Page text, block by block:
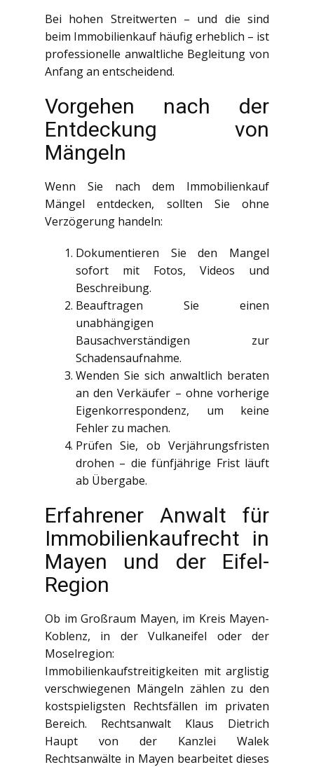
Bei hohen Streitwerten – und die sind
beim Immobilienkauf häufig erheblich – ist
professionelle anwaltliche Begleitung von
Anfang an entscheidend.
Vorgehen nach der
Entdeckung von
Mängeln
Wenn Sie nach dem Immobilienkauf
Mängel entdecken, sollten Sie ohne
Verzögerung handeln:
Dokumentieren Sie den Mangel
sofort mit Fotos, Videos und
Beschreibung.
Beauftragen Sie einen
unabhängigen
Bausachverständigen zur
Schadensaufnahme.
Wenden Sie sich anwaltlich beraten
an den Verkäufer – ohne vorherige
Eigenkorrespondenz, um keine
Fehler zu machen.
Prüfen Sie, ob Verjährungsfristen
drohen – die fünfjährige Frist läuft
ab Übergabe.
Erfahrener Anwalt für
Immobilienkaufrecht in
Mayen und der Eifel-
Region
Ob im Großraum Mayen, im Kreis Mayen-
Koblenz, in der Vulkaneifel oder der
Moselregion:
Immobilienkaufstreitigkeiten mit arglistig
verschwiegenen Mängeln zählen zu den
kostspieligsten Rechtsfällen im privaten
Bereich. Rechtsanwalt Klaus Dietrich
Haupt von der Kanzlei Walek
Rechtsanwälte in Mayen bearbeitet dieses